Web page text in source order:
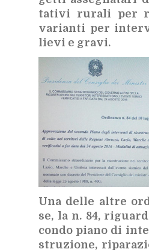
ta­ti­vi ru­ra­li per
va­rian­ti per
lie­vi e gra­vi.
Una del­le al­tre
se, la n. 84,
con­do pia­no di
stru­zio­ne,